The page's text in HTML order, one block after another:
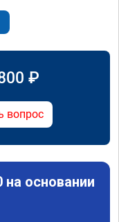
₽
вопрос
основании